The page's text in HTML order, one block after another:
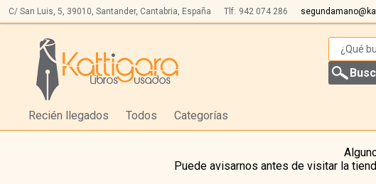
C/ San Luis, 5, 39010, Santander, Cantabria, España Tlf: 942 074 286
Recién llegados Todos Categorías
Puede avisarnos antes de visitar la